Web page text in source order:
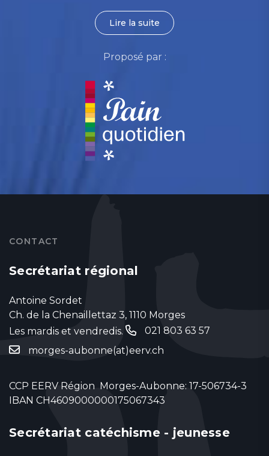
Lire la suite
Proposé par :
CONTACT
Secrétariat régional
Antoine Sordet
Ch. de la Chenaillettaz 3, 1110 Morges
Les mardis et vendredis.
021 803 63 57
morges-aubonne(at)eerv.ch
CCP EERV Région Morges-Aubonne: 17-506734-3
IBAN CH4609000000175067343
Secrétariat catéchisme - jeunesse